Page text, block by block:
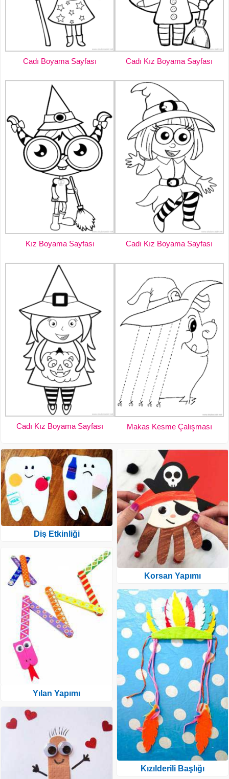
Cadı Boyama Sayfası Cadı Kız Boyama Sayfası
Kız Boyama Sayfası Cadı Kız Boyama Sayfası
Cadı Kız Boyama Sayfası Makas Kesme Çalışması
Diş Etkinliği
Yılan Yapımı
Korsan Yapımı
Kızılderili Başlığı